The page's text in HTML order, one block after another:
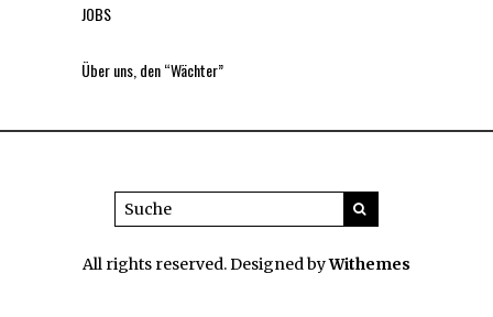
JOBS
Über uns, den “Wächter”
All rights reserved. Designed byWithemes